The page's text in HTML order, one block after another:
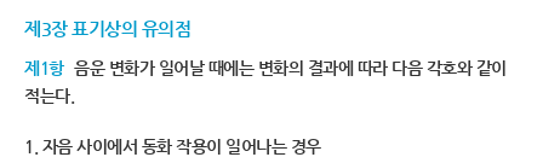
제3장 표기상의 유의점
제1항 음운 변화가 일어날 때에는 변화의 결과에 따라 다음 각호와 같이
적는다.
1. 자음 사이에서 동화 작용이 일어나는 경우